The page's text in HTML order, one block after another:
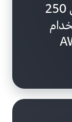
ذات زمن انتقال منخفض إلى 250